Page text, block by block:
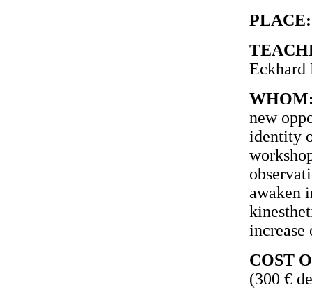
PLACE:
Eckhard
new
identity
awaken
COST
(300 €